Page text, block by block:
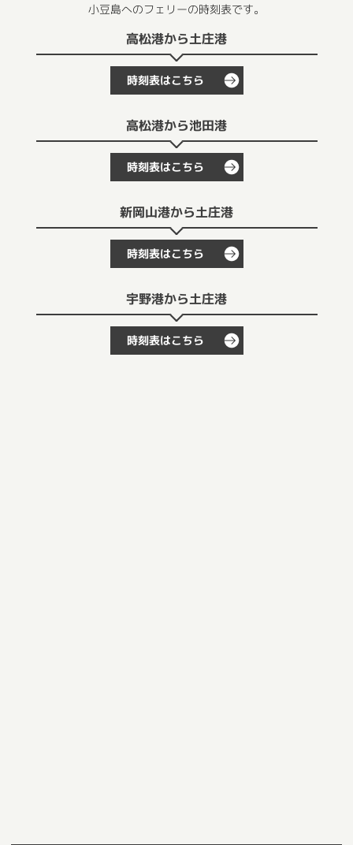
小豆島へのフェリーの時刻表です。
高松港から土庄港
時刻表はこちら
高松港から池田港
時刻表はこちら
新岡山港から土庄港
時刻表はこちら
宇野港から土庄港
時刻表はこちら